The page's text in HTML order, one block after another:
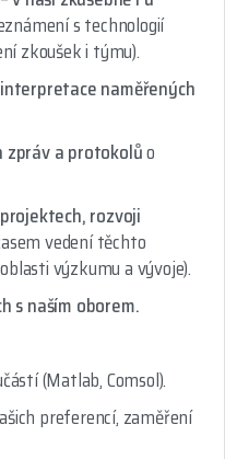
s technologií
zkoušek i týmu).
naměřených
zpráv a protokolůo
rozvoji
vedení těchto
výzkumu a vývoje).
s naším oborem.
(Matlab, Comsol).
preferencí, zaměření